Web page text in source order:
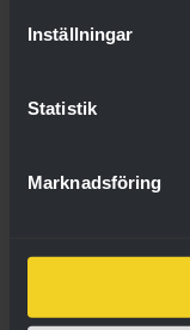
Inställningar
Statistik
Marknadsföring